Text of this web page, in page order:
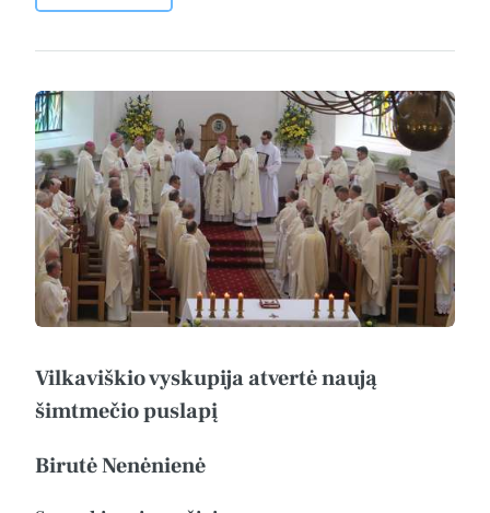
Vilkaviškio vyskupija atvertė naują
šimtmečio puslapį
Birutė Nenėnienė